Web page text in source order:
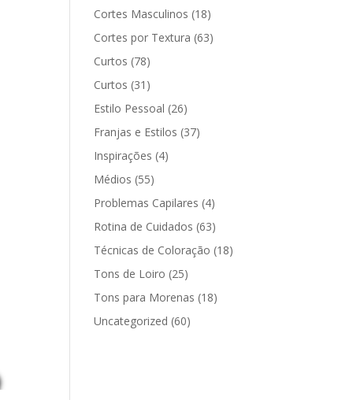
Cortes Masculinos (18)
Cortes por Textura (63)
Curtos (78)
Curtos (31)
Estilo Pessoal (26)
Franjas e Estilos (37)
Inspirações (4)
Médios (55)
Problemas Capilares (4)
Rotina de Cuidados (63)
Técnicas de Coloração (18)
Tons de Loiro (25)
Tons para Morenas (18)
Uncategorized (60)